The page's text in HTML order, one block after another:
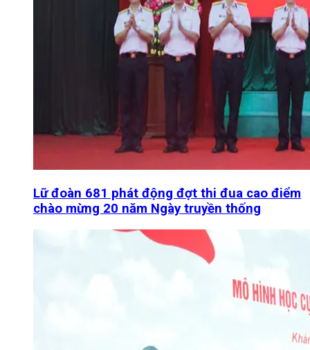
Lữ đoàn 681 phát động đợt thi đua cao điểm
chào mừng 20 năm Ngày truyền thống